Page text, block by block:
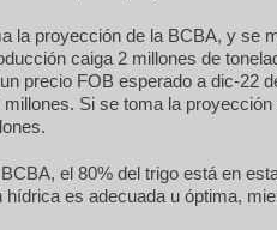
la proyección de la BCBA, y se
caiga 2 millones de
precio FOB esperado a dic-22
millones. Si se toma la
el 80% del trigo está en
hídrica es adecuada u óptima,